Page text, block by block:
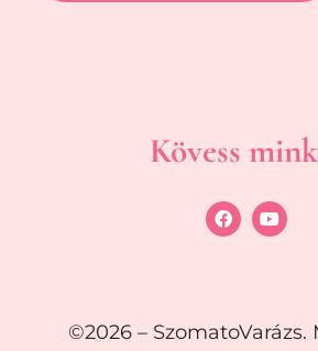
Kövess
©2026 –